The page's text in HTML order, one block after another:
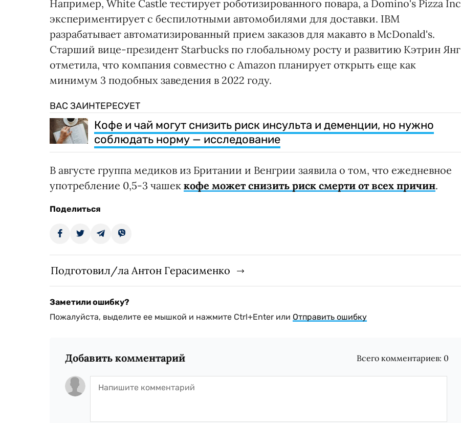
Например, White Castle тестирует роботизированного повара, а Domino's Pizza Inc
экспериментирует с беспилотными автомобилями для доставки. IBM
разрабатывает автоматизированный прием заказов для макавто в McDonald's.
Старший вице-президент Starbucks по глобальному росту и развитию Кэтрин Янг
отметила, что компания совместно с Amazon планирует открыть еще как
минимум 3 подобных заведения в 2022 году.
ВАС ЗАИНТЕРЕСУЕТ
Кофе и чай могут снизить риск инсульта и деменции, но нужно
соблюдать норму — исследование
В августе группа медиков из Британии и Венгрии заявила о том, что ежедневное
употребление 0,5-3 чашек кофе может снизить риск смерти от всех причин.
Поделиться
Подготовил/ла Антон Герасименко
Заметили ошибку?
Пожалуйста, выделите ее мышкой и нажмите Ctrl+Enter или Отправить ошибку
Добавить комментарий Всего комментариев: 0